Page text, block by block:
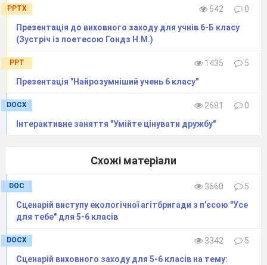
PPTX 642
0
Презентація до виховного заходу для учнів 6-Б класу
(Зустріч із поетесою Гондз Н.М.)
PPT 1435
5
Презентація "Найрозумніший учень 6 класу"
DOCX 2681
0
Інтерактивне заняття "Умійте цінувати дружбу"
Схожі матеріали
DOC 3660
5
Сценарій виступу екологічної агітбригади з п’єсою "Усе
для тебе" для 5-6 класів
DOCX 3342
5
Сценарій виховного заходу для 5-6 класів на тему: